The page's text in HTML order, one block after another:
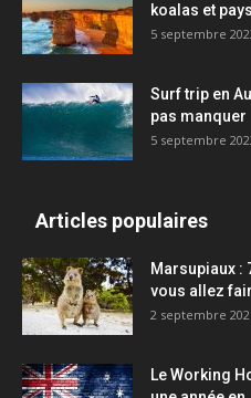
koalas et
5 septembre
Surf trip en
pas manquer
5 septembre
Articles populaires
Marsupiaux :
vous allez
2 septembre
Le Working